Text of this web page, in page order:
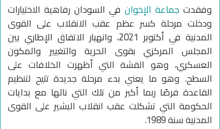
وفقدت جماعة الإخوان في السودان رفاهية الاختيارات
ودخلت مرحلة كسر عظم عقب الانقلاب على القوى
المدنية في أكتوبر 2021، وانهيار الاتفاق الإطاري بين
المجلس المركزي بقوى الحرية والتغيير والمكون
العسكري، وهو القشة التي أظهرت الخلافات على
السطح. وهو ما يعني بدء مرحلة جديدة تتيح لتنظيم
القاعدة فرصًا ربما أكبر من تلك التي نالها مع بدايات
الحكومة التي تشكلت عقب انقلاب البشير على القوى
المدنية سنة 1989.